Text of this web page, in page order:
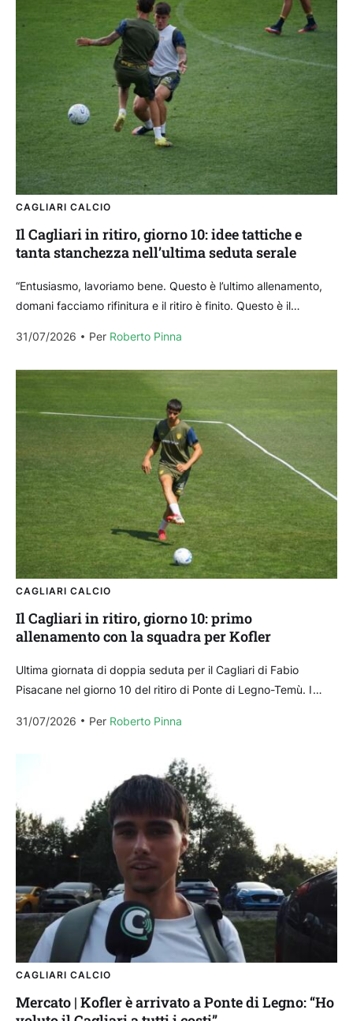
CAGLIARI CALCIO
Il Cagliari in ritiro, giorno 10: idee tattiche e
tanta stanchezza nell’ultima seduta serale
“Entusiasmo, lavoriamo bene. Questo è l’ultimo allenamento,
domani facciamo rifinitura e il ritiro è finito. Questo è il
31/07/2026
Per Roberto Pinna
CAGLIARI CALCIO
Il Cagliari in ritiro, giorno 10: primo
allenamento con la squadra per Kofler
Ultima giornata di doppia seduta per il Cagliari di Fabio
Pisacane nel giorno 10 del ritiro di Ponte di Legno-Temù. I
31/07/2026
Per Roberto Pinna
CAGLIARI CALCIO
Mercato | Kofler è arrivato a Ponte di Legno: “Ho